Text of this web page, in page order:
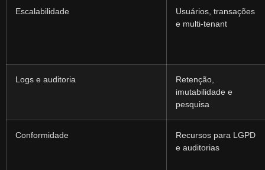
Escalabilidade
Usuários, transações
e multi‑tenant
Logs e auditoria
Retenção,
imutabilidade e
pesquisa
Conformidade
Recursos para LGPD
e auditorias